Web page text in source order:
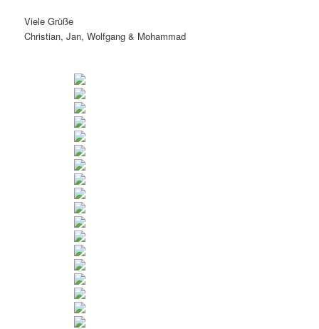
Viele Grüße
Christian, Jan, Wolfgang & Mohammad